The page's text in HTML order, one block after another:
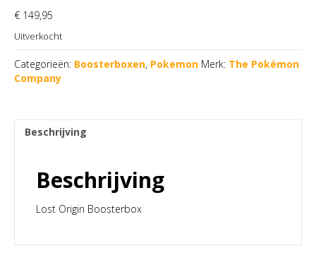
€ 149,95
Uitverkocht
Categorieën: Boosterboxen, Pokemon Merk: The Pokémon
Company
Beschrijving
Beschrijving
Lost Origin Boosterbox